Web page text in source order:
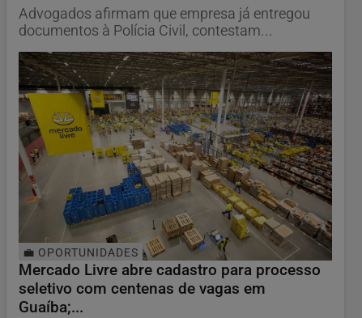
Advogados afirmam que empresa já entregou
documentos à Polícia Civil, contestam...
💼 OPORTUNIDADES
Mercado Livre abre cadastro para processo
seletivo com centenas de vagas em
Guaíba;...